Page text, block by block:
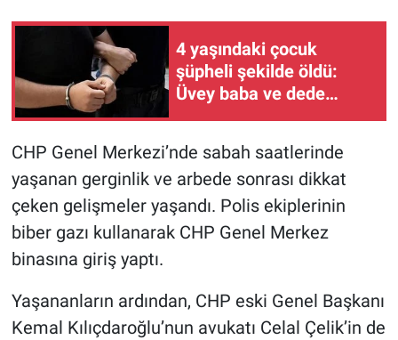
4 yaşındaki çocuk
şüpheli şekilde öldü:
Üvey baba ve dede
CHP Genel Merkezi’nde sabah saatlerinde
yaşanan gerginlik ve arbede sonrası dikkat
çeken gelişmeler yaşandı. Polis ekiplerinin
biber gazı kullanarak CHP Genel Merkez
binasına giriş yaptı.
Yaşananların ardından, CHP eski Genel Başkanı
Kemal Kılıçdaroğlu’nun avukatı Celal Çelik’in de